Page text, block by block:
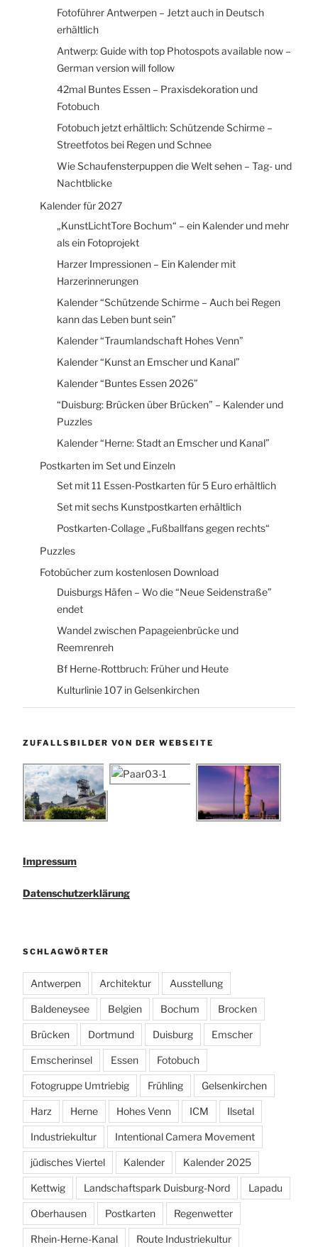
Fotoführer Antwerpen – Jetzt auch in Deutsch
erhältlich
Antwerp: Guide with top Photospots available now –
German version will follow
42mal Buntes Essen – Praxisdekoration und
Fotobuch
Fotobuch jetzt erhältlich: Schützende Schirme –
Streetfotos bei Regen und Schnee
Wie Schaufensterpuppen die Welt sehen – Tag- und
Nachtblicke
Kalender für 2027
„KunstLichtTore Bochum“ – ein Kalender und mehr
als ein Fotoprojekt
Harzer Impressionen – Ein Kalender mit
Harzerinnerungen
Kalender “Schützende Schirme – Auch bei Regen
kann das Leben bunt sein”
Kalender “Traumlandschaft Hohes Venn”
Kalender “Kunst an Emscher und Kanal”
Kalender “Buntes Essen 2026”
“Duisburg: Brücken über Brücken” – Kalender und
Puzzles
Kalender “Herne: Stadt an Emscher und Kanal”
Postkarten im Set und Einzeln
Set mit 11 Essen-Postkarten für 5 Euro erhältlich
Set mit sechs Kunstpostkarten erhältlich
Postkarten-Collage „Fußballfans gegen rechts“
Puzzles
Fotobücher zum kostenlosen Download
Duisburgs Häfen – Wo die “Neue Seidenstraße”
endet
Wandel zwischen Papageienbrücke und
Reemrenreh
Bf Herne-Rottbruch: Früher und Heute
Kulturlinie 107 in Gelsenkirchen
ZUFALLSBILDER VON DER WEBSEITE
Impressum
Datenschutzerklärung
SCHLAGWÖRTER
Antwerpen Architektur Ausstellung
Baldeneysee Belgien Bochum Brocken
Brücken Dortmund Duisburg Emscher
Emscherinsel Essen Fotobuch
Fotogruppe Umtriebig Frühling Gelsenkirchen
Harz Herne Hohes Venn ICM Ilsetal
Industriekultur Intentional Camera Movement
jüdisches Viertel Kalender Kalender 2025
Kettwig Landschaftspark Duisburg-Nord Lapadu
Oberhausen Postkarten Regenwetter
Rhein-Herne-Kanal Route Industriekultur